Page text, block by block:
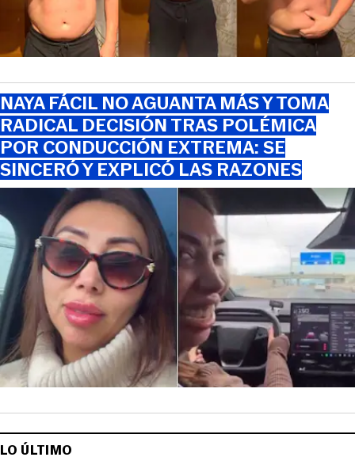
NAYA FÁCIL NO AGUANTA MÁS Y TOMA
RADICAL DECISIÓN TRAS POLÉMICA
POR CONDUCCIÓN EXTREMA: SE
SINCERÓ Y EXPLICÓ LAS RAZONES
LO ÚLTIMO